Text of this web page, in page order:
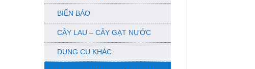
BIỂN BÁO
CÂY LAU – CÂY GẠT NƯỚC
DỤNG CỤ KHÁC